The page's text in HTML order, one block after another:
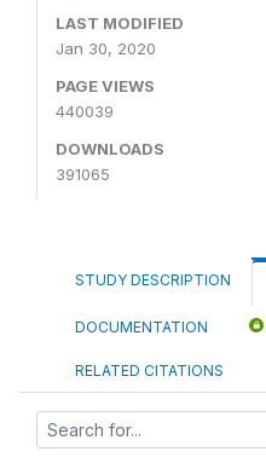
LAST MODIFIED
Jan 30, 2020
PAGE VIEWS
440039
DOWNLOADS
391065
STUDY DESCRIPTION
DOCUMENTATION
RELATED CITATIONS